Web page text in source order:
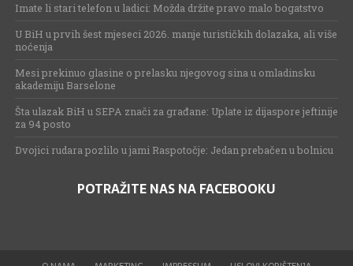
Imate li stari telefon u ladici: Možda držite pravo malo bogatstvo
U BiH u prvih šest mjeseci 2026. manje turističkih dolazaka, ali više
noćenja
Mesi prekinuo glasine o prelasku njegovog sina u omladinsku
akademiju Barselone
Šta ulazak BiH u SEPA znači za građane: Uplate iz dijaspore jeftinije
za 94 posto
Dvojici rudara pozlilo u jami Raspotočje: Jedan prebačen u bolnicu
POTRAŽITE NAS NA FACEBOOKU